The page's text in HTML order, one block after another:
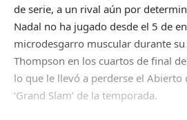
de serie, a un rival aún por
Nadal no ha jugado desde el 5 de
microdesgarro muscular durante
Thompson en los cuartos de final
lo que le llevó a perderse el
‘Grand Slam’ de la temporada.